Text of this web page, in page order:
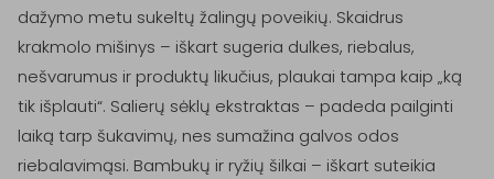
dažymo metu sukeltų žalingų poveikių. Skaidrus
krakmolo mišinys – iškart sugeria dulkes, riebalus,
nešvarumus ir produktų likučius, plaukai tampa kaip „ką
tik išplauti“. Salierų sėklų ekstraktas – padeda pailginti
laiką tarp šukavimų, nes sumažina galvos odos
riebalavimąsi. Bambukų ir ryžių šilkai – iškart suteikia